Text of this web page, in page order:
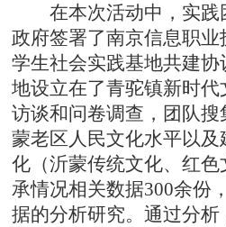
在本次活动中，实
政府签署了南京信息职
学生社会实践基地共建
地设立在了青驼镇新时
访谈和问卷调查，团队
蒙老区人民文化水平以
化（沂蒙传统文化、红
承情况相关数据300余份
据的分析研究。通过分